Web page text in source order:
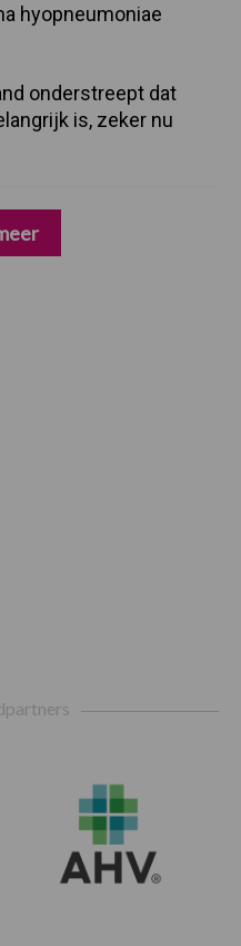
hyopneumoniae
onderstreept dat
is, zeker nu